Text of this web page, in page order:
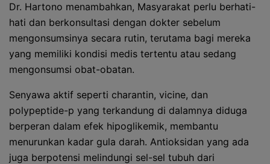
Dr. Hartono menambahkan, Masyarakat perlu berhati-
hati dan berkonsultasi dengan dokter sebelum
mengonsumsinya secara rutin, terutama bagi mereka
yang memiliki kondisi medis tertentu atau sedang
mengonsumsi obat-obatan.
Senyawa aktif seperti charantin, vicine, dan
polypeptide-p yang terkandung di dalamnya diduga
berperan dalam efek hipoglikemik, membantu
menurunkan kadar gula darah. Antioksidan yang ada
juga berpotensi melindungi sel-sel tubuh dari